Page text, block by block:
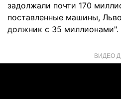
задолжали почти 170
поставленные машины,
должник с 35 миллионами".
ВИДЕО